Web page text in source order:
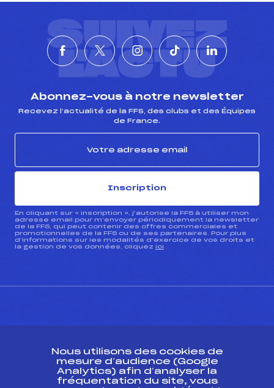
SUIVEZ
L'ACTU
Abonnez-vous à notre newsletter
Recevez l’actualité de la FFS, des clubs et des Équipes
de France.
Inscription
En cliquant sur « inscription », j’autorise la FFS à utiliser mon
adresse email pour m’envoyer périodiquement la newsletter
de la FFS, qui peut contenir des offres commerciales et
promotionnelles de la FFS ou de ses partenaires. Pour plus
d’informations sur les modalités d’exercice de vos droits et
la gestion de vos données, cliquez ici
ESPACE PRESSE
Ressources
Nous utilisons des cookies de
mesure d’audience (Google
Analytics) afin d’analyser la
fréquentation du site, vous